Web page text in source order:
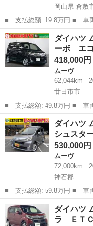
岡山県 倉敷
■ 支払総額: 19.8万円 ■ 車両本体価格： 153,000 円 ■ メーカー
名： ダイハツ ■ 車種名
ＩＩ 禁煙車 純正オーディ
ＡＵＴＯエア...
岡山 倉敷市 ムーヴ
ダイハツ
ーボ エ
418,000円
ムーヴ
62,044km
廿日市市
■ 支払総額: 49.8万円 ■ 車両本体価格： 418,000 円 ■ メーカー
名： ダイハツ ■ 車種名
ＲＳ 後期型 ターボ エコ
ト ＡＢＳ ...
広島 廿日市市
ダイハツ
シュスタ
530,000円
ムーヴ
72,000km
神石郡
■ 支払総額: 59.8万円 ■ 車両本体価格： 530,000 円 ■ メーカー
名： ダイハツ ■ 車種名
Ｘ ４ＷＤ プッシュスター
ン オートライ...
広島 神石郡 ムーヴ
ダイハツ
ラ ＥＴ